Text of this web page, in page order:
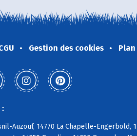
Gestion des cookies
:
Auzouf, 14770 La Chapelle-Engerbold,